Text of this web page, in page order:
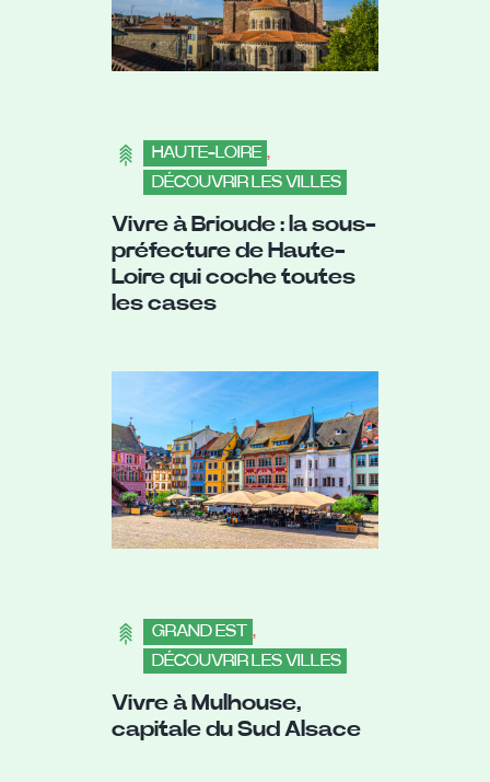
HAUTE-LOIRE ,
DÉCOUVRIR LES VILLES
Vivre à Brioude : la sous-
préfecture de Haute-
Loire qui coche toutes
les cases
GRAND EST ,
DÉCOUVRIR LES VILLES
Vivre à Mulhouse,
capitale du Sud Alsace